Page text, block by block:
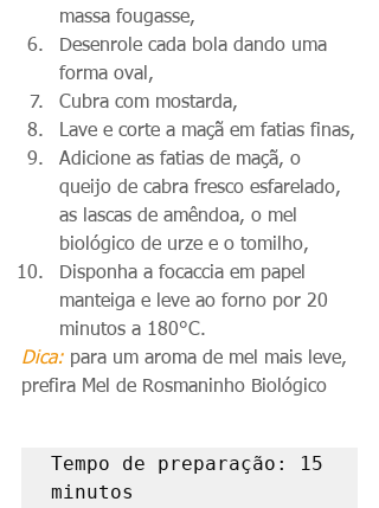
massa fougasse,
Desenrole cada bola dando uma
forma oval,
Cubra com mostarda,
Lave e corte a maçã em fatias finas,
Adicione as fatias de maçã, o
queijo de cabra fresco esfarelado,
as lascas de amêndoa, o mel
biológico de urze e o tomilho,
Disponha a focaccia em papel
manteiga e leve ao forno por 20
minutos a 180°C.
Dica: para um aroma de mel mais leve,
prefira Mel de Rosmaninho Biológico
Tempo de preparação: 15
minutos